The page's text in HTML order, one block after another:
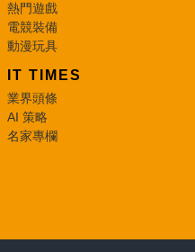
熱門遊戲
電競裝備
動漫玩具
IT TIMES
業界頭條
AI 策略
名家專欄